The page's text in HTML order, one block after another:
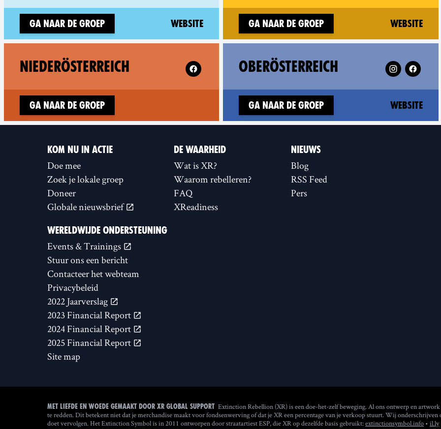
Ga naar de groep Website(new window)Ga naar de groep Website
NIEDERÖSTERREICH Follow XR Niederösterreich on
Ga naar de groep
OBERÖSTERREICH Follow XR
Ga naar de groep Website
KOM NU IN ACTIE
Doe mee
Zoek je lokale groep
Doneer
Globale nieuwsbrief
DE WAARHEID
Wat is XR?
Waarom rebelleren?
FAQ
XReadiness
NIEUWS
Blog
RSS Feed
Pers
WERELDWIJDE ONDERSTEUNING
Events & Trainings
Stuur ons een bericht
Contacteer het webteam
Privacybeleid
2022 Jaarverslag
2023 Financial Report
2024 Financial Report
2025 Financial Report
Site map
Met liefde en woede gemaakt door XR Global Support Extinction Rebellion (XR) is een doe-het-zelf beweging. Al ons ontwerp en
te redden. Dit betekent niet dat je merchandise maakt voor fondsenwerving of dat je XR een percentage van je verkoop stuurt. Wij onderschrijven
doet vervolgen. Het Extinction Symbol is in 2011 ontworpen door straatartiest ESP, die XR op dezelfde basis gebruikt:extinctionsymbol.info • il.ly